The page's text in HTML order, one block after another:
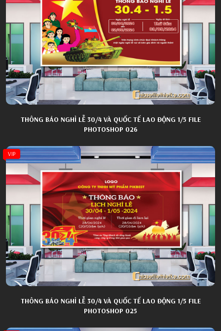
THÔNG BÁO NGHỈ LỄ 30/4 VÀ QUỐC TẾ LAO ĐỘNG 1/5 FILE
PHOTOSHOP 026
VIP
THÔNG BÁO NGHỈ LỄ 30/4 VÀ QUỐC TẾ LAO ĐỘNG 1/5 FILE
PHOTOSHOP 025